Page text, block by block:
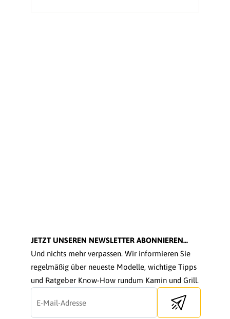
JETZT UNSEREN NEWSLETTER ABONNIEREN...
Und nichts mehr verpassen. Wir informieren Sie
regelmäßig über neueste Modelle, wichtige Tipps
und Ratgeber Know-How rundum Kamin und Grill.
Send newsletter